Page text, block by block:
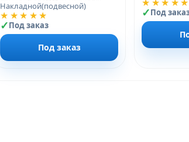
Накладной(подвесной)
★★★★★
Под заказ
Под заказ
Под